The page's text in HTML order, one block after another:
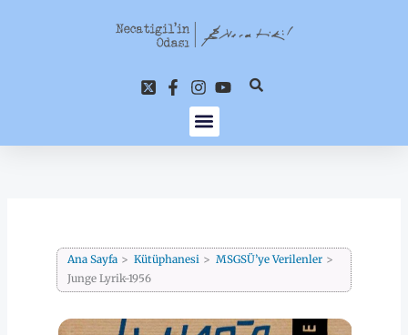
Ana Sayfa Kütüphanesi
MSGSÜ’ye Verilenler
Junge Lyrik-1956